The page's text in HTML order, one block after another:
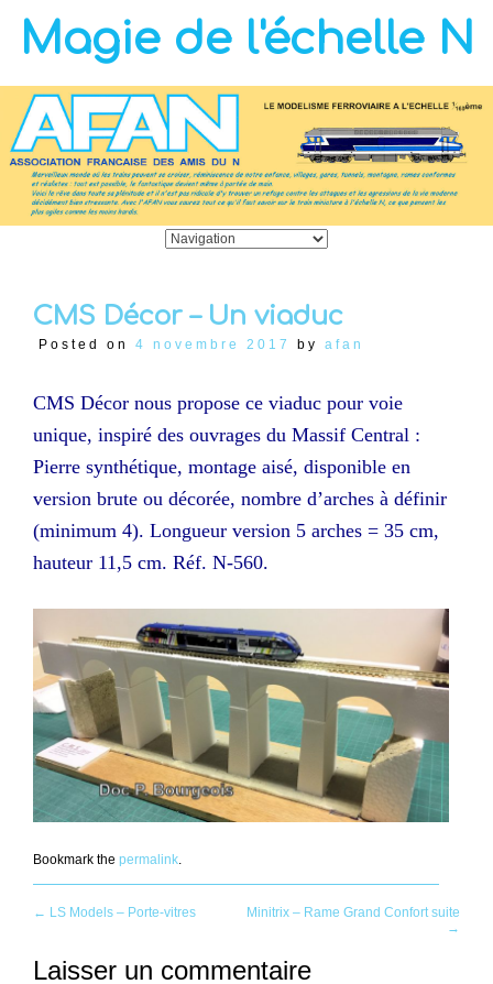
Magie de l'échelle N
CMS Décor – Un viaduc
Posted on 4 novembre 2017 by afan
CMS Décor nous propose ce viaduc pour voie
unique, inspiré des ouvrages du Massif Central :
Pierre synthétique, montage aisé, disponible en
version brute ou décorée, nombre d’arches à définir
(minimum 4). Longueur version 5 arches = 35 cm,
hauteur 11,5 cm. Réf. N-560.
Bookmark the permalink.
Post
navigation
← LS Models – Porte-vitres
Minitrix – Rame Grand Confort suite
→
Laisser un commentaire